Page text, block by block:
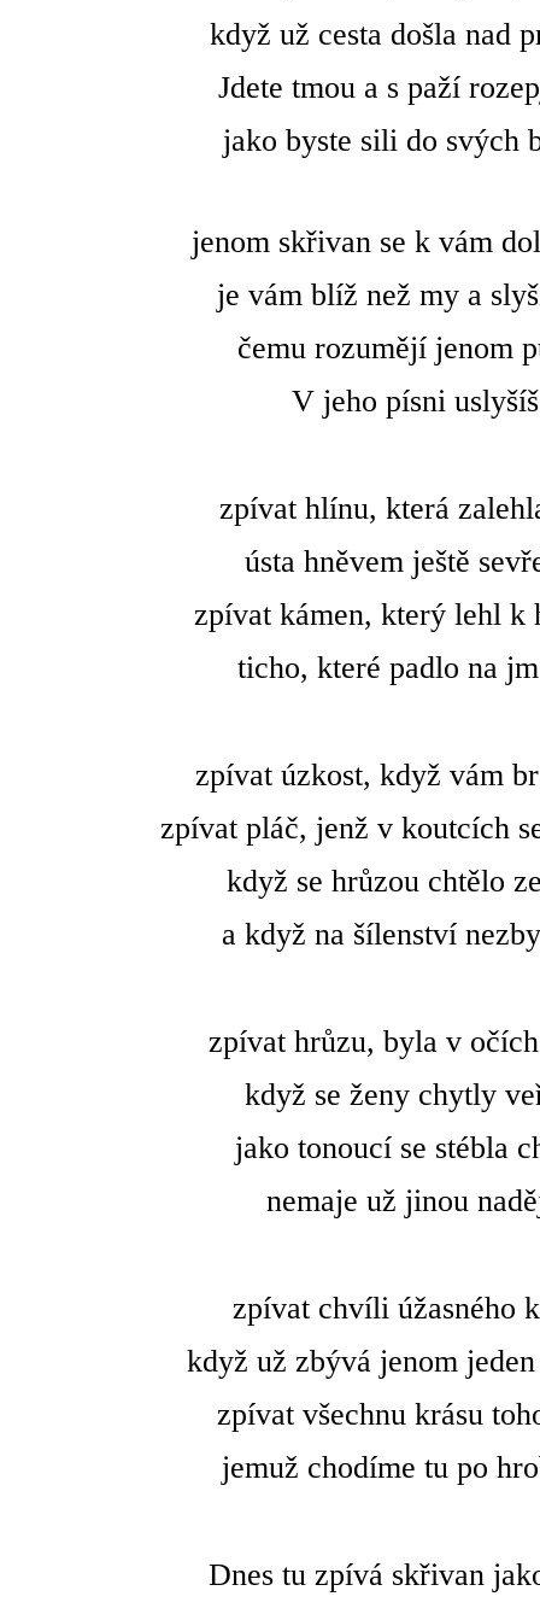
když už cesta došla nad
Jdete tmou a s paží
jako byste sili do svých
jenom skřivan se k vám
je vám blíž než my a
čemu rozumějí jenom
V jeho písni uslyšíš
zpívat hlínu, která
ústa hněvem ještě
zpívat kámen, který lehl k
ticho, které padlo na
zpívat úzkost, když vám
zpívat pláč, jenž v koutcích
když se hrůzou chtělo
a když na šílenství
zpívat hrůzu, byla v
když se ženy chytly
jako tonoucí se stébla
nemaje už jinou
zpívat chvíli úžasného
když už zbývá jenom
zpívat všechnu krásu
jemuž chodíme tu po
Dnes tu zpívá skřivan